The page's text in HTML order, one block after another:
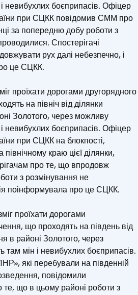
невибухлих боєприпасів. Офіцер
при СЦКК повідомив СММ про
за попередню добу роботи з
Спостерігачі
рух далі небезпечно, і
це СЦКК.
проїхати дорогами другорядного
на північ від ділянки
Золотого, через можливу
невибухлих боєприпасів. Офіцер
при СЦКК на блокпості,
краю цієї ділянки,
про те, що впродовж
з розмінування не
поінформувала про це СЦКК.
проїхати дорогами
що проходять на південь від
в районі Золотого, через
там мін і невибухлих боєприпасів.
які перебували на південній
повідомили
те, що в цьому районі роботи з